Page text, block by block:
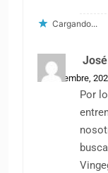
Cargando...
15 diciembre,
Por